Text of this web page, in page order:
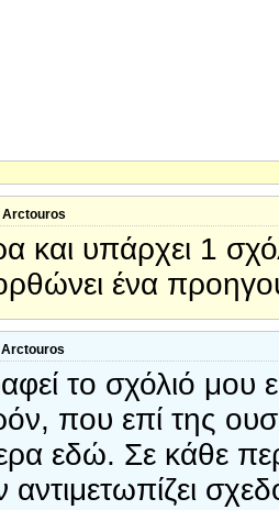
Arctouros
και υπάρχει 1
ένα
Arctouros
το σχόλιό μου
που επί της
εδώ. Σε κάθε